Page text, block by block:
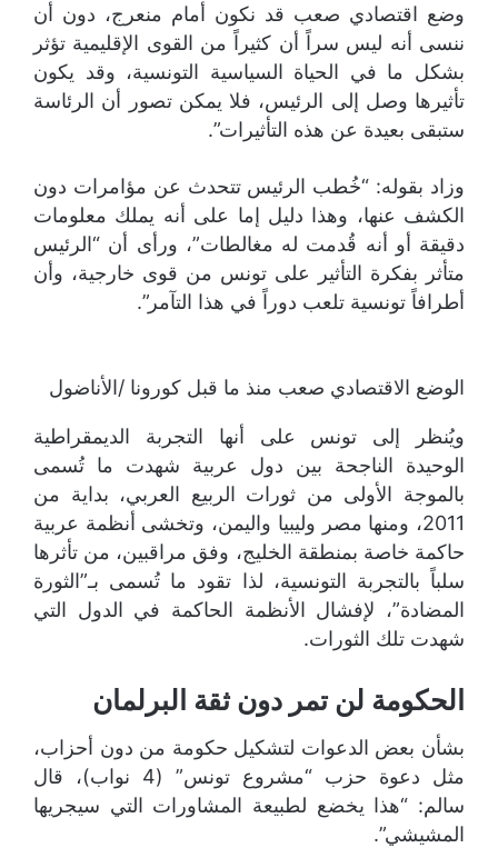
وضع اقتصادي صعب قد نكون أمام منعرج، دون أن
ننسى أنه ليس سراً أن كثيراً من القوى الإقليمية تؤثر
بشكل ما في الحياة السياسية التونسية، وقد يكون
تأثيرها وصل إلى الرئيس، فلا يمكن تصور أن الرئاسة
ستبقى بعيدة عن هذه التأثيرات”.
وزاد بقوله: “خُطب الرئيس تتحدث عن مؤامرات دون
الكشف عنها، وهذا دليل إما على أنه يملك معلومات
دقيقة أو أنه قُدمت له مغالطات”، ورأى أن “الرئيس
متأثر بفكرة التأثير على تونس من قوى خارجية، وأن
أطرافاً تونسية تلعب دوراً في هذا التآمر”.
الوضع الاقتصادي صعب منذ ما قبل كورونا /الأناضول
ويُنظر إلى تونس على أنها التجربة الديمقراطية
الوحيدة الناجحة بين دول عربية شهدت ما تُسمى
بالموجة الأولى من ثورات الربيع العربي، بداية من
2011، ومنها مصر وليبيا واليمن، وتخشى أنظمة عربية
حاكمة خاصة بمنطقة الخليج، وفق مراقبين، من تأثرها
سلباً بالتجربة التونسية، لذا تقود ما تُسمى بـ”الثورة
المضادة”، لإفشال الأنظمة الحاكمة في الدول التي
شهدت تلك الثورات.
الحكومة لن تمر دون ثقة البرلمان
بشأن بعض الدعوات لتشكيل حكومة من دون أحزاب،
مثل دعوة حزب “مشروع تونس” (4 نواب)، قال
سالم: “هذا يخضع لطبيعة المشاورات التي سيجريها
المشيشي”.